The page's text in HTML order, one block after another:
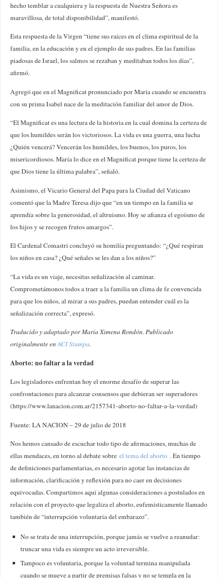
hecho temblar a cualquiera y la respuesta de Nuestra Señora es
maravillosa, de total disponibilidad”, manifestó.
Esta respuesta de la Virgen “tiene sus raíces en el clima espiritual de la
familia, en la educación y en el ejemplo de sus padres. En las familias
piadosas de Israel, los salmos se rezaban y meditaban todos los días”,
afirmó.
Agregó que en el Magnificat pronunciado por María cuando se encuentra
con su prima Isabel nace de la meditación familiar del amor de Dios.
“El Magnificat es una lectura de la historia en la cual domina la certeza de
que los humildes serán los victoriosos. La vida es una guerra, una lucha
¿Quién vencerá? Vencerán los humildes, los buenos, los puros, los
misericordiosos. María lo dice en el Magnificat porque tiene la certeza de
que Dios tiene la última palabra”, señaló.
Asimismo, el Vicario General del Papa para la Ciudad del Vaticano
comentó que la Madre Teresa dijo que “en un tiempo en la familia se
aprendía sobre la generosidad, el altruismo. Hoy se afianza el egoísmo de
los hijos y se recogen frutos amargos”.
El Cardenal Comastri concluyó su homilía preguntando: “¿Qué respiran
los niños en casa? ¿Qué señales se les dan a los niños?”
“La vida es un viaje, necesitas señalización al caminar.
Comprometámonos todos a traer a la familia un clima de fe convencida
para que los niños, al mirar a sus padres, puedan entender cuál es la
señalización correcta”, expresó.
Traducido y adaptado por María Ximena Rondón. Publicado
originalmente enACI Stampa.
Aborto: no faltar a la verdad
Los legisladores enfrentan hoy el enorme desafío de superar las
confrontaciones para alcanzar consensos que debieran ser superadores
(https://www.lanacion.com.ar/2157341-aborto-no-faltar-a-la-verdad)
Fuente: LA NACION – 29 de julio de 2018
Nos hemos cansado de escuchar todo tipo de afirmaciones, muchas de
ellas mendaces, en torno al debate sobreel tema del aborto . En tiempo
de definiciones parlamentarias, es necesario agotar las instancias de
información, clarificación y reflexión para no caer en decisiones
equivocadas. Compartimos aquí algunas consideraciones a postulados en
relación con el proyecto que legaliza el aborto, eufemísticamente llamado
también de “interrupción voluntaria del embarazo”.
No se trata de una interrupción, porque jamás se vuelve a reanudar:
truncar una vida es siempre un acto irreversible.
Tampoco es voluntaria, porque la voluntad termina manipulada
cuando se mueve a partir de premisas falsas y no se templa en la